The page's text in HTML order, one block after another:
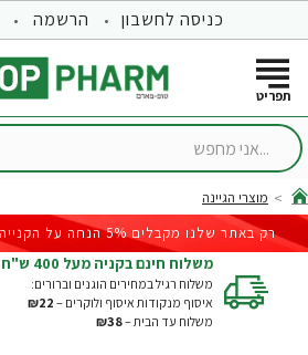
כניסה לחשבון הרשמה
...אני
home
מוצרי הגיינה
רק באתר שלנו מקבלים 5% הנחה על הקנייה הבאה |
משלוח חינם בקניה מעל 400 ש"ח | דרך איפוסט עד 5 ק"ג
משלוח רגיל במחירים הוגנים וברורים:
איסוף מנקודות איסוף ולוקרים – ₪22
משלוח עד הבית –₪38